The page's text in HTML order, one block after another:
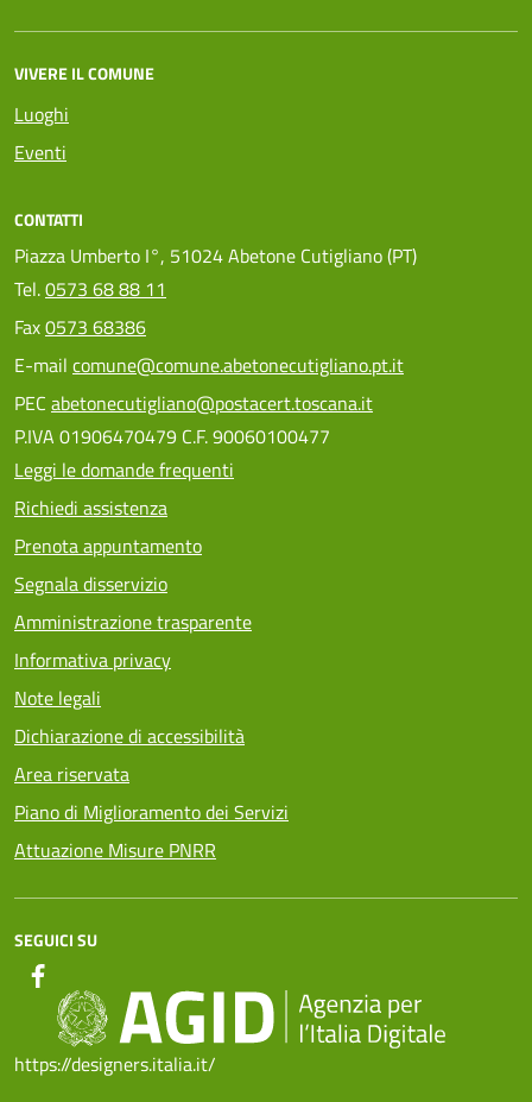
VIVERE IL COMUNE
Luoghi
Eventi
CONTATTI
Piazza Umberto I°, 51024 Abetone Cutigliano (PT)
Tel.0573 68 88 11
Fax0573 68386
E-mail comune@comune.abetonecutigliano.pt.it
PEC abetonecutigliano@postacert.toscana.it
P.IVA 01906470479 C.F. 90060100477
Leggi le domande frequenti
Richiedi assistenza
Prenota appuntamento
Segnala disservizio
Amministrazione trasparente
Informativa privacy
Note legali
Dichiarazione di accessibilità
Area riservata
Piano di Miglioramento dei Servizi
Attuazione Misure PNRR
SEGUICI SU
https://designers.italia.it/